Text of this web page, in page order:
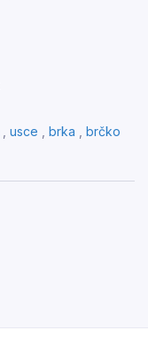
usce brka
brčko